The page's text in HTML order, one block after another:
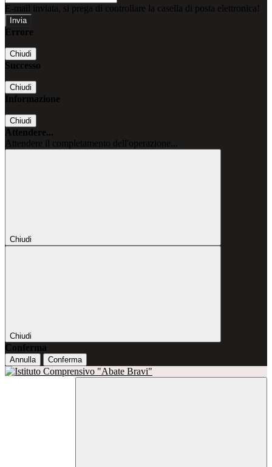
E-mail inviata, si prega di controllare la casella di posta elettronica!
Errore
Chiudi
Successo
Chiudi
Informazione
Chiudi
Attendere...
Attendere il completamento dell'operazione...
Chiudi
Chiudi
Conferma
Annulla Conferma